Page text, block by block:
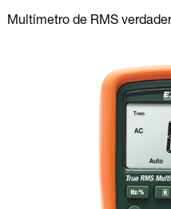
Multímetro de RMS